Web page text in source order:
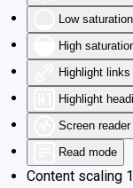
Low saturation
High
Highlight links
Highlight
Screen reader
Read mode
Content scaling